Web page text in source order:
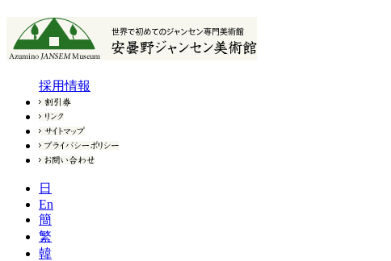
採用情報
日
En
簡
繁
韓